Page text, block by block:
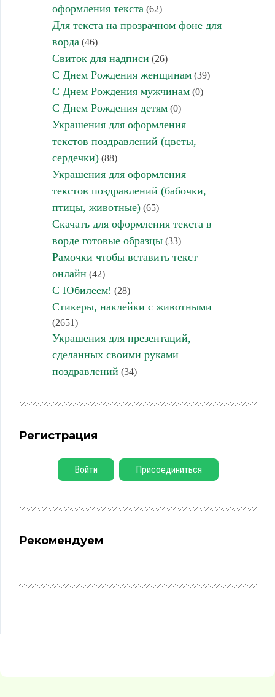
оформления текста (62)
Для текста на прозрачном фоне для
ворда (46)
Свиток для надписи (26)
С Днем Рождения женщинам(39)
С Днем Рождения мужчинам(0)
С Днем Рождения детям(0)
Украшения для оформления
текстов поздравлений (цветы,
сердечки)(88)
Украшения для оформления
текстов поздравлений (бабочки,
птицы, животные)(65)
Скачать для оформления текста в
ворде готовые образцы(33)
Рамочки чтобы вставить текст
онлайн (42)
С Юбилеем! (28)
Стикеры, наклейки с животными
(2651)
Украшения для презентаций,
сделанных своими руками
поздравлений (34)
Регистрация
Войти Присоединиться
Рекомендуем